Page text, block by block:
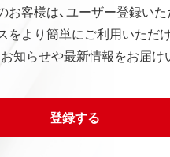
お客様は、ユーザー登録い
をより簡単にご利用いただけ
知らせや最新情報をお届け
登録する